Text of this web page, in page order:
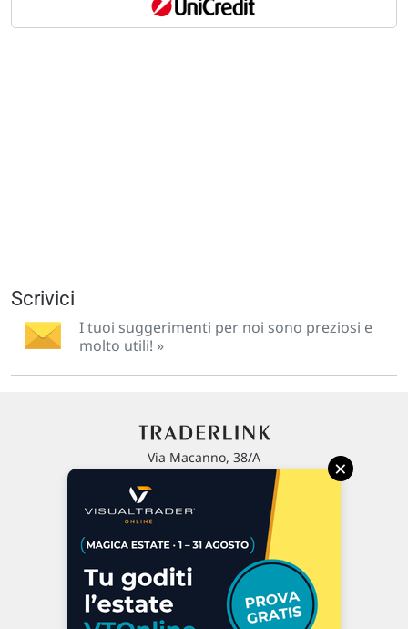
Scrivici
I tuoi suggerimenti per noi sono preziosi e
molto utili! »
Via Macanno, 38/A
P.IVA 02 452 460 401
Chi siamo
Commenti e segnalazioni
Contattaci
×